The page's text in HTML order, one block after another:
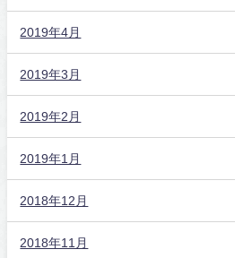
2019年4月
2019年3月
2019年2月
2019年1月
2018年12月
2018年11月